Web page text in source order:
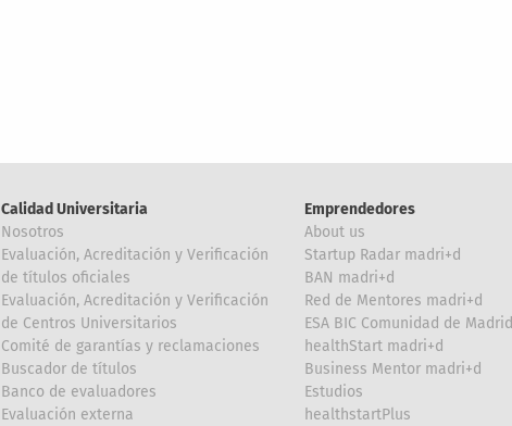
Calidad Universitaria
Nosotros
Evaluación, Acreditación y Verificación
de títulos oficiales
Evaluación, Acreditación y Verificación
de Centros Universitarios
Comité de garantías y reclamaciones
Buscador de títulos
Banco de evaluadores
Evaluación externa
Emprendedores
About us
Startup Radar madri+d
BAN madri+d
Red de Mentores madri+d
ESA BIC Comunidad de Madrid
healthStart madri+d
Business Mentor madri+d
Estudios
healthstartPlus